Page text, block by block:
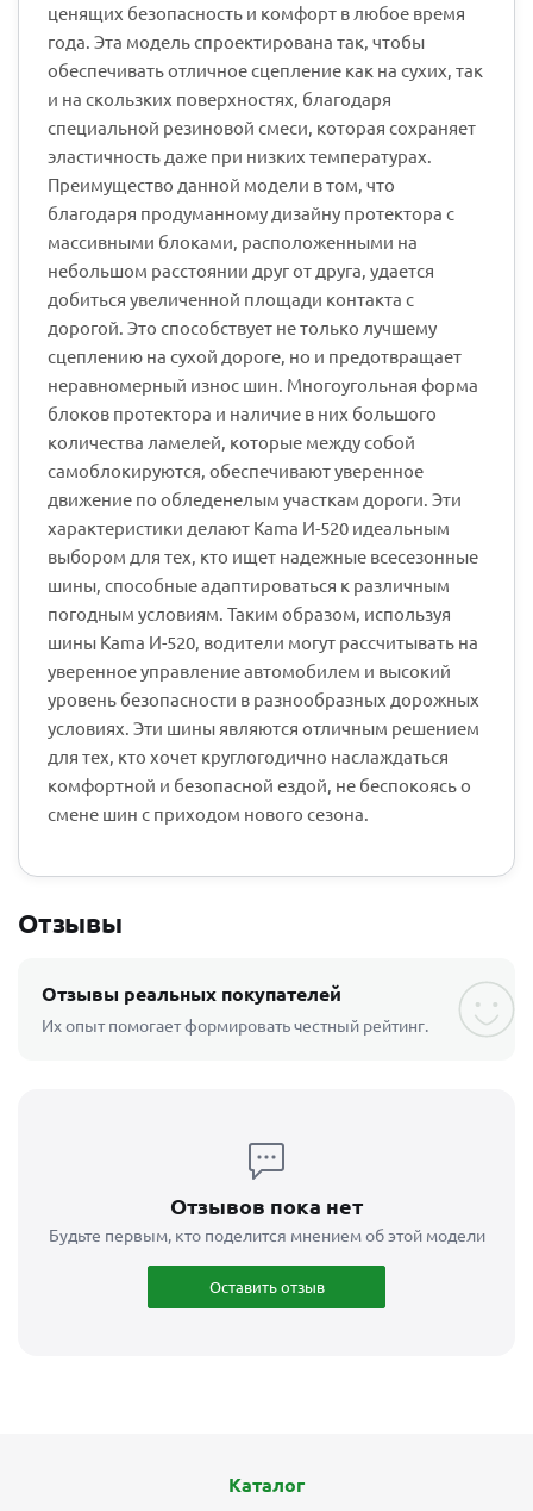
ценящих безопасность и комфорт в любое время
года. Эта модель спроектирована так, чтобы
обеспечивать отличное сцепление как на сухих, так
и на скользких поверхностях, благодаря
специальной резиновой смеси, которая сохраняет
эластичность даже при низких температурах.
Преимущество данной модели в том, что
благодаря продуманному дизайну протектора с
массивными блоками, расположенными на
небольшом расстоянии друг от друга, удается
добиться увеличенной площади контакта с
дорогой. Это способствует не только лучшему
сцеплению на сухой дороге, но и предотвращает
неравномерный износ шин. Многоугольная форма
блоков протектора и наличие в них большого
количества ламелей, которые между собой
самоблокируются, обеспечивают уверенное
движение по обледенелым участкам дороги. Эти
характеристики делают Kama И-520 идеальным
выбором для тех, кто ищет надежные всесезонные
шины, способные адаптироваться к различным
погодным условиям. Таким образом, используя
шины Kama И-520, водители могут рассчитывать на
уверенное управление автомобилем и высокий
уровень безопасности в разнообразных дорожных
условиях. Эти шины являются отличным решением
для тех, кто хочет круглогодично наслаждаться
комфортной и безопасной ездой, не беспокоясь о
смене шин с приходом нового сезона.
Отзывы
Отзывы реальных покупателей
Их опыт помогает формировать честный рейтинг.
Отзывов пока нет
Будьте первым, кто поделится мнением об этой модели
Оставить отзыв
Каталог